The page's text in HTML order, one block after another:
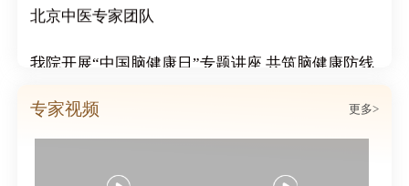
北京中医专家团队
我院开展“中国脑健康日”专题讲座 共筑脑健康防线
街道社区领导莅临我院视察 共话基层中医药服务发展
专家视频 更多>